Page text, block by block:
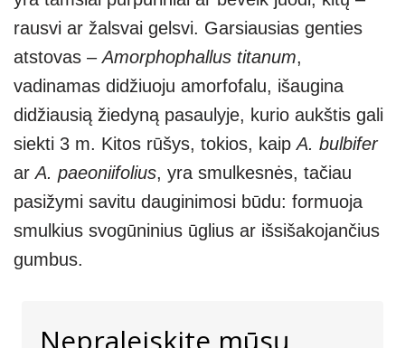
rausvi ar žalsvai gelsvi. Garsiausias genties
atstovas –Amorphophallus titanum,
vadinamas didžiuoju amorfofalu, išaugina
didžiausią žiedyną pasaulyje, kurio aukštis gali
siekti 3 m. Kitos rūšys, tokios, kaipA. bulbifer
arA. paeoniifolius, yra smulkesnės, tačiau
pasižymi savitu dauginimosi būdu: formuoja
smulkius svogūninius ūglius ar išsišakojančius
gumbus.
Nepraleiskite mūsų